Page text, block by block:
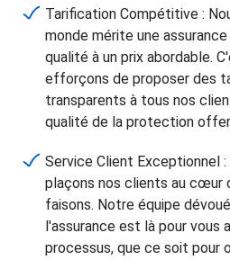
Tarification Compétitive :
monde mérite une
qualité à un prix abordable.
efforçons de proposer des
transparents à tous nos
qualité de la protection
Service Client Exceptionnel :
plaçons nos clients au cœur
faisons. Notre équipe
l'assurance est là pour vous
processus, que ce soit pour